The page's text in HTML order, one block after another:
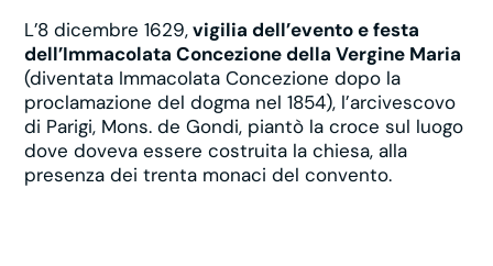
L’8 dicembre 1629,vigilia dell’evento e festa
dell’Immacolata Concezione della Vergine Maria
(diventata Immacolata Concezione dopo la
proclamazione del dogma nel 1854), l’arcivescovo
di Parigi, Mons. de Gondi, piantò la croce sul luogo
dove doveva essere costruita la chiesa, alla
presenza dei trenta monaci del convento.